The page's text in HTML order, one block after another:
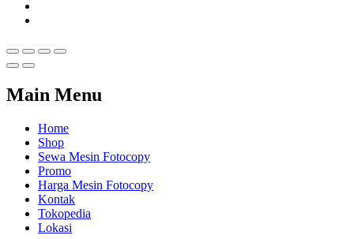
Main Menu
Home
Shop
Sewa Mesin Fotocopy
Promo
Harga Mesin Fotocopy
Kontak
Tokopedia
Lokasi